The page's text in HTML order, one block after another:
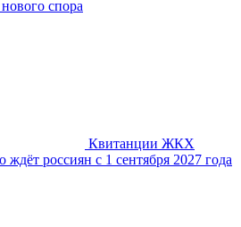
спора
Квитанции ЖКХ
россиян с 1 сентября 2027 года